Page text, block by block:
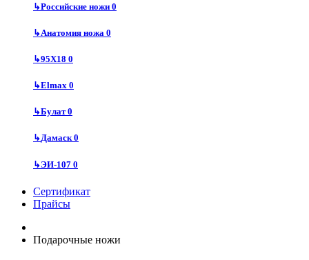
↳Российские ножи 0
↳Анатомия ножа 0
↳95Х18 0
↳Elmax 0
↳Булат0
↳Дамаск0
↳ЭИ-107 0
Сертификат
Прайсы
Подарочные ножи